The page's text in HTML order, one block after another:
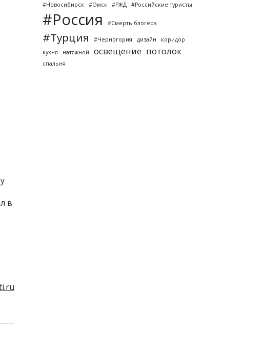
в
#Новосибирск
#Омск #РЖД #Российские туристы
#Россия #Смерть блогера
#Турция #Черногория дизайн
коридор
кухня
натяжной освещение потолок
спальня